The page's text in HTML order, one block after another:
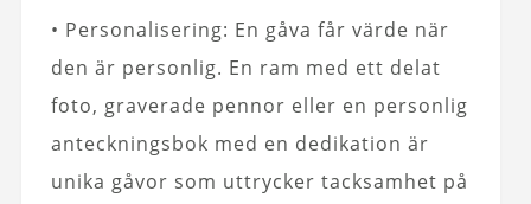
• Personalisering: En gåva får värde när
den är personlig. En ram med ett delat
foto, graverade pennor eller en personlig
anteckningsbok med en dedikation är
unika gåvor som uttrycker tacksamhet på